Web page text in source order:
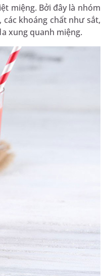
miệng. Bởi đây là nhóm
khoáng chất như sắt,
xung quanh miệng.